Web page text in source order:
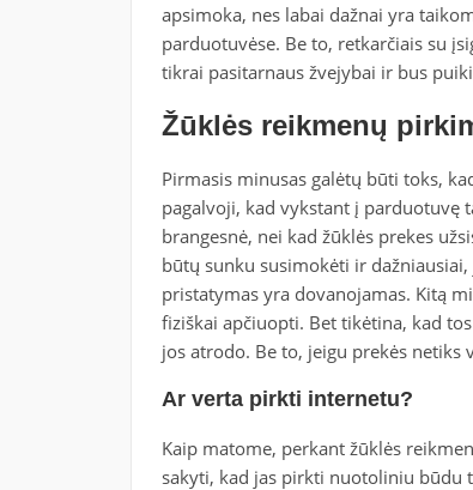
apsimoka, nes labai dažnai yra
parduotuvėse. Be to, retkarčiais su
tikrai pasitarnaus žvejybai ir bus
Žūklės reikmenų
Pirmasis minusas galėtų būti toks,
pagalvoji, kad vykstant į
brangesnė, nei kad žūklės prekes
būtų sunku susimokėti ir
pristatymas yra dovanojamas. Kitą
fiziškai apčiuopti. Bet tikėtina, kad
jos atrodo. Be to, jeigu prekės netiks
Ar verta pirkti internetu?
Kaip matome, perkant žūklės
sakyti, kad jas pirkti nuotoliniu būdu